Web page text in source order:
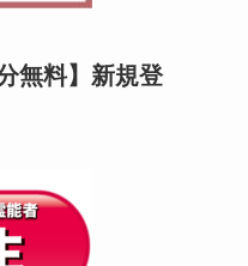
無料】新規登